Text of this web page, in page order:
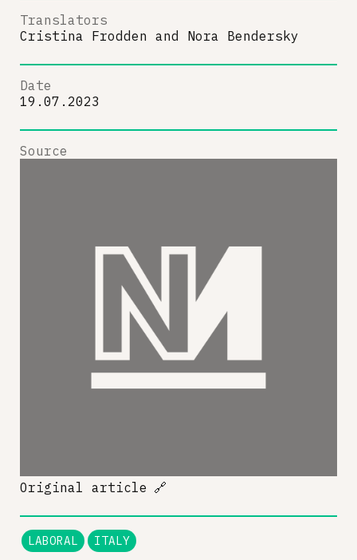
Translators
Cristina Frodden and Nora Bendersky
Date
19.07.2023
Source
Original article 🔗
LABORAL ITALY